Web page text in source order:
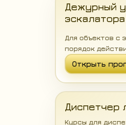
Дежурный у
эскалатора
Для объектов с
порядок
Открыть
Диспетчер
Курсы для